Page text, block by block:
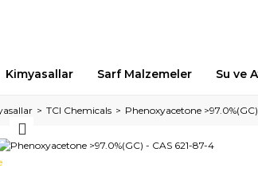
Kimyasallar Sarf Malzemeler Su ve
TCI Chemicals Phenoxyacetone